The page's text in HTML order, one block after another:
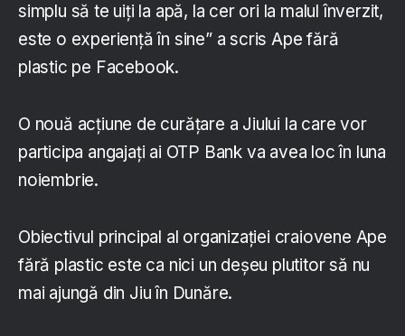
simplu să te uiți la apă, la cer ori la malul înverzit,
este o experiență în sine” a scris Ape fără
plastic pe Facebook.
O nouă acțiune de curățare a Jiului la care vor
participa angajați ai OTP Bank va avea loc în luna
noiembrie.
Obiectivul principal al organizației craiovene Ape
fără plastic este ca nici un deșeu plutitor să nu
mai ajungă din Jiu în Dunăre.